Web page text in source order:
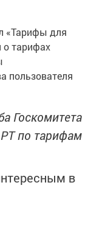
«Тарифы для
о тарифах
пользователя
Госкомитета
РТ по тарифам
в